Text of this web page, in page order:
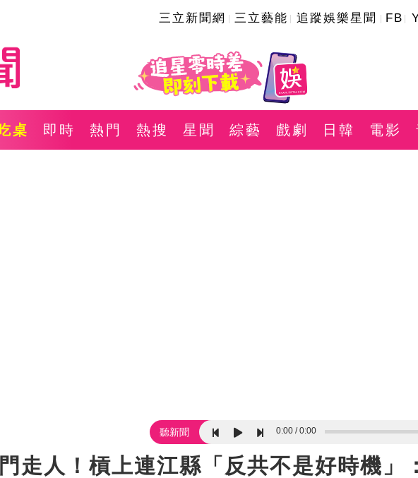
三立新聞網 三立藝能 追蹤娛樂星聞 FB
桌 即時 熱門 熱搜 星聞 綜藝 戲劇 日韓 電影
聽新聞 0:00 0:00
走人！槓上連江縣「反共不是好時機」